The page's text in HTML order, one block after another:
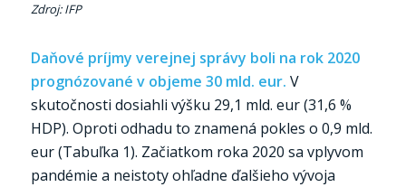
Zdroj: IFP
Daňové príjmy verejnej správy boli na rok 2020
prognózované v objeme 30 mld. eur. V
skutočnosti dosiahli výšku 29,1 mld. eur (31,6 %
HDP). Oproti odhadu to znamená pokles o 0,9 mld.
eur (Tabuľka 1). Začiatkom roka 2020 sa vplyvom
pandémie a neistoty ohľadne ďalšieho vývoja